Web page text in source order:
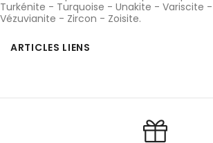
Turkénite - Turquoise - Unakite - Variscite -
Vézuvianite - Zircon - Zoisite.
ARTICLES LIENS